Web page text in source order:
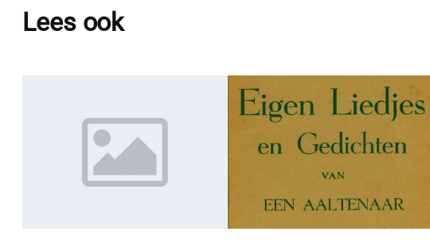
Lees ook